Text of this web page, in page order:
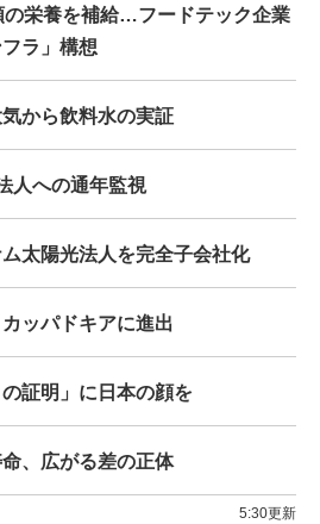
の栄養を補給…フードテック企業
ラ」構想
から飲料水の実証
人への通年監視
太陽光法人を完全子会社化
ッパドキアに進出
の証明」に日本の顔を
、広がる差の正体
5:30更新